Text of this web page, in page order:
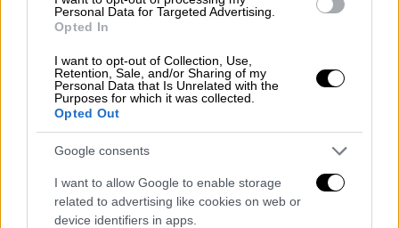
Personal Data for Targeted Advertising.
Opted In
I want to opt-out of Collection, Use,
Retention, Sale, and/or Sharing of my
Personal Data that Is Unrelated with the
Purposes for which it was collected.
Opted Out
Google consents
I want to allow Google to enable storage
related to advertising like cookies on web or
device identifiers in apps.
Τι αναφέρει το υπουργείο Πολιτισμού
Το υπουργείο Πολιτισμού μεανακοίνωσή
επιβεβαίωσετηβλάβητου
ανελκυστήρα, σημειώνοντας μεταξύ άλλων
ότι υπάρχουν συχνά προβλήματα λόγω της
υπερβολικής του χρήσης.
Ειδικότερα, το υπουργείο Πολιτισμού
σημειώνει ότι «την12η Οκτωβρίου 2025,